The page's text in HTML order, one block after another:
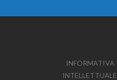
INFORMATIVA